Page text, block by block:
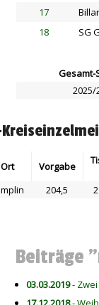
17
18
SG
Gesamt-
2025/
Ort Vorgabe
204,5
Beiträge
03.03.2019-